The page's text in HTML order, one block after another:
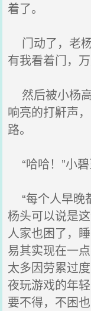
着了。
门动了，老杨
有我看着门，
然后被小杨
响亮的打鼾声
路。
“哈哈！”小碧
“每个人早晚
杨头可以说是
人家也困了，
易其实现在一
太多因劳累过
夜玩游戏的年
要不得，不困